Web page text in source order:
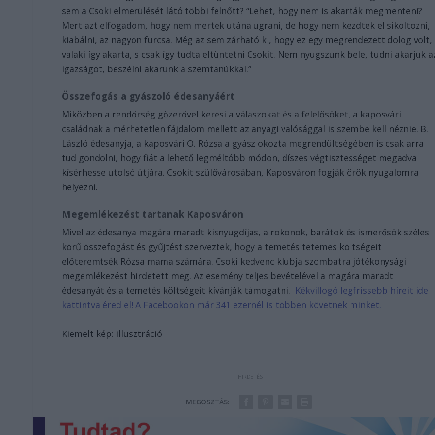
sem a Csoki elmerülését látó többi felnőtt? “Lehet, hogy nem is akarták megmenteni?
Mert azt elfogadom, hogy nem mertek utána ugrani, de hogy nem kezdtek el sikoltozni,
kiabálni, az nagyon furcsa. Még az sem zárható ki, hogy ez egy megrendezett dolog volt,
valaki így akarta, s csak így tudta eltüntetni Csokit. Nem nyugszunk bele, tudni akarjuk
igazságot, beszélni akarunk a szemtanúkkal.”
Összefogás a gyászoló édesanyáért
Miközben a rendőrség gőzerővel keresi a válaszokat és a felelősöket, a kaposvári
családnak a mérhetetlen fájdalom mellett az anyagi valósággal is szembe kell néznie. B.
László édesanyja, a kaposvári O. Rózsa a gyász okozta megrendültségében is csak arra
tud gondolni, hogy fiát a lehető legméltóbb módon, díszes végtisztességet megadva
kísérhesse utolsó útjára. Csokit szülővárosában, Kaposváron fogják örök nyugalomra
helyezni.
Megemlékezést tartanak Kaposváron
Mivel az édesanya magára maradt kisnyugdíjas, a rokonok, barátok és ismerősök széles
körű összefogást és gyűjtést szerveztek, hogy a temetés tetemes költségeit
előteremtsék Rózsa mama számára. Csoki kedvenc klubja szombatra jótékonysági
megemlékezést hirdetett meg. Az esemény teljes bevételével a magára maradt
édesanyát és a temetés költségeit kívánják támogatni. Kékvillogó legfrissebb híreit ide
kattintva éred el! A Facebookon már 341 ezernél is többen követnek minket.
Kiemelt kép: illusztráció
MEGOSZTÁS: